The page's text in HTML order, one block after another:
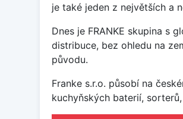
je také jeden z největších a
Dnes je FRANKE skupina s
distribuce, bez ohledu na
původu.
Franke s.r.o. působí na
kuchyňských baterií,